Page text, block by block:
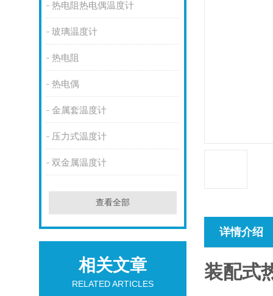
热电阻热电偶温度计
玻璃温度计
热电阻
热电偶
金属套温度计
压力式温度计
双金属温度计
查看全部
相关文章
RELATED ARTICLES
详情介绍
装配式